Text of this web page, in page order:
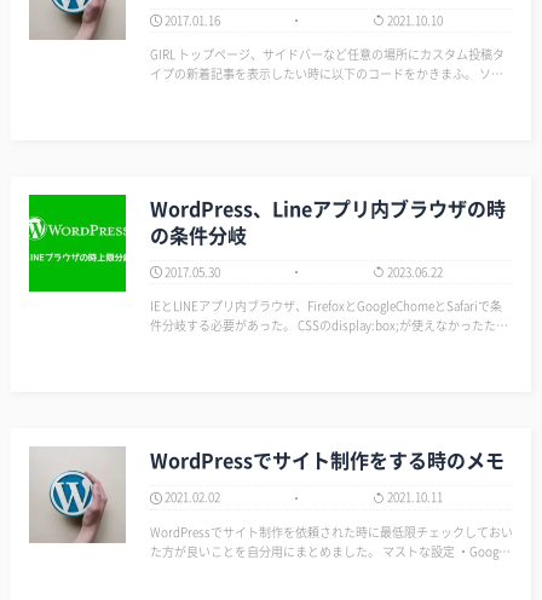
2017.01.16
2021.10.10
GIRL トップページ、サイドバーなど任意の場所にカスタム投稿タ
イプの新着記事を表示したい時に以下のコードをかきまふ。 ソー
WordPress、Lineアプリ内ブラウザの時
の条件分岐
2017.05.30
2023.06.22
IEとLINEアプリ内ブラウザ、FirefoxとGoogleChomeとSafariで条
件分岐する必要があった。 CSSのdisplay:box;が使えなかったため
WordPressでサイト制作をする時のメモ
2021.02.02
2021.10.11
WordPressでサイト制作を依頼された時に最低限チェックしておい
た方が良いことを自分用にまとめました。 マストな設定 ・Google